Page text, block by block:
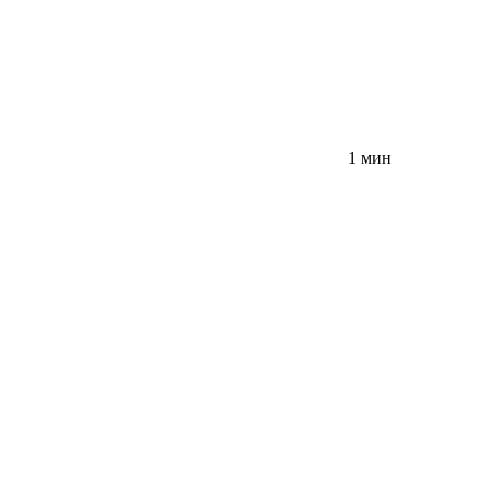
1 мин